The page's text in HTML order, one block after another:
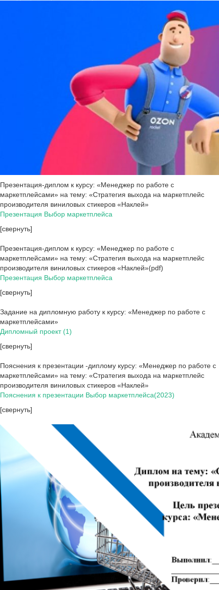
Презентация-диплом к курсу: «Менеджер по работе с
маркетплейсами» на тему: «Стратегия выхода на маркетплейс
производителя виниловых стикеров «Наклей»
Презентация Выбор маркетплейса
[свернуть]
Презентация-диплом к курсу: «Менеджер по работе с
маркетплейсами» на тему: «Стратегия выхода на маркетплейс
производителя виниловых стикеров «Наклей»(pdf)
Презентация Выбор маркетплейса
[свернуть]
Задание на дипломную работу к курсу: «Менеджер по работе с
маркетплейсами»
Дипломный проект (1)
[свернуть]
Пояснения к презентации -диплому курсу: «Менеджер по работе с
маркетплейсами» на тему: «Стратегия выхода на маркетплейс
производителя виниловых стикеров «Наклей»
Пояснения к презентации Выбор маркетплейса(2023)
[свернуть]